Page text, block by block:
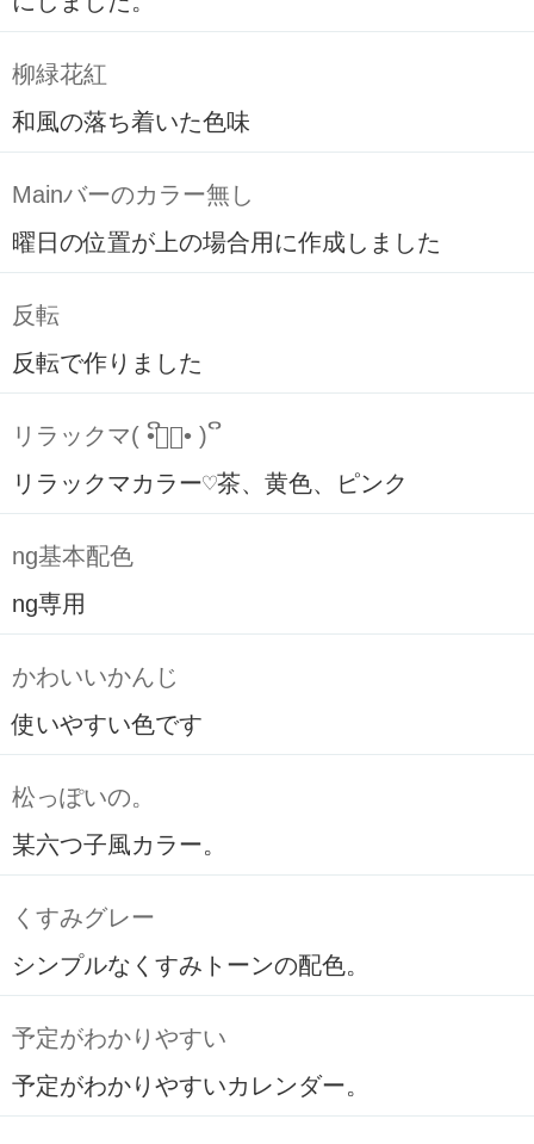
柳緑花紅
和風の落ち着いた色味
Mainバーのカラー無し
曜日の位置が上の場合用に作成しました
反転
反転で作りました
リラックマ( ິ•ᆺ⃘• )ິ
リラックマカラー♡茶、黄色、ピンク
ng基本配色
ng専用
かわいいかんじ
使いやすい色です
松っぽいの。
某六つ子風カラー。
くすみグレー
シンプルなくすみトーンの配色。
予定がわかりやすい
予定がわかりやすいカレンダー。